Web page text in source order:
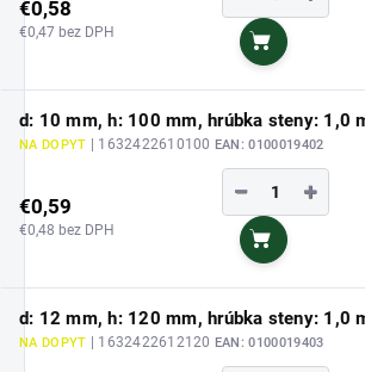
€0,58
€0,47 bez DPH
Do
d: 10 mm, h: 100 mm, hrúbka steny: 1,0
NA DOPYT | 1632422610100 EAN: 0100019402
€0,59
€0,48 bez DPH
+
−
Do
d: 12 mm, h: 120 mm, hrúbka steny: 1,0
NA DOPYT | 1632422612120 EAN: 0100019403